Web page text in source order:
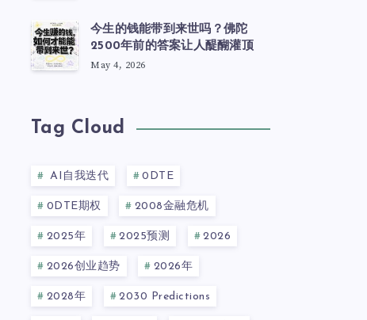
今生的钱能带到来世吗？佛陀
2500年前的答案让人醍醐灌顶
May 4, 2026
Tag Cloud
AI自我迭代 0DTE
0DTE期权 2008金融危机
2025年 2025预测 2026
2026创业趋势 2026年
2028年 2030 Predictions